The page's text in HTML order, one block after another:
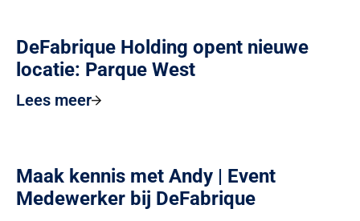
DeFabrique Holding opent nieuwe
locatie: Parque West
Lees meer
Maak kennis met Andy | Event
Medewerker bij DeFabrique